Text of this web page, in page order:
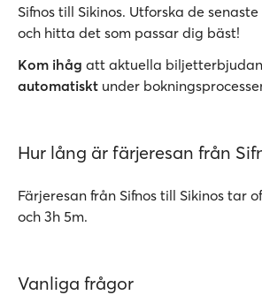
Sifnos till Sikinos. Utforska de
och hitta det som passar dig bäst!
Kom ihåg att aktuella
automatiskt under
Hur lång är färjeresan från
Färjeresan från Sifnos till Sikinos tar
och 3h 5m.
Vanliga frågor